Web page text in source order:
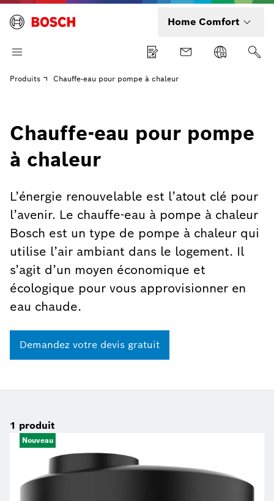
Home Comfort
Produits Chauffe-eau pour pompe à chaleur
Chauffe-eau pour pompe
à chaleur
L’énergie renouvelable est l’atout clé pour
l’avenir. Le chauffe-eau à pompe à chaleur
Bosch est un type de pompe à chaleur qui
utilise l’air ambiant dans le logement. Il
s’agit d’un moyen économique et
écologique pour vous approvisionner en
eau chaude.
Demandez votre devis gratuit
1 produit
Nouveau